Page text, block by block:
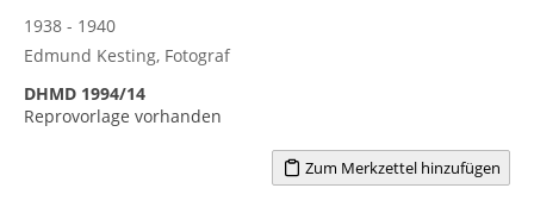
1938 - 1940
Edmund Kesting, Fotograf
DHMD 1994/14
Reprovorlage vorhanden
Zum Merkzettel hinzufügen